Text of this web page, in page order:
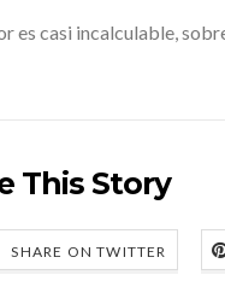
es casi incalculable,
This Story
SHARE ON TWITTER